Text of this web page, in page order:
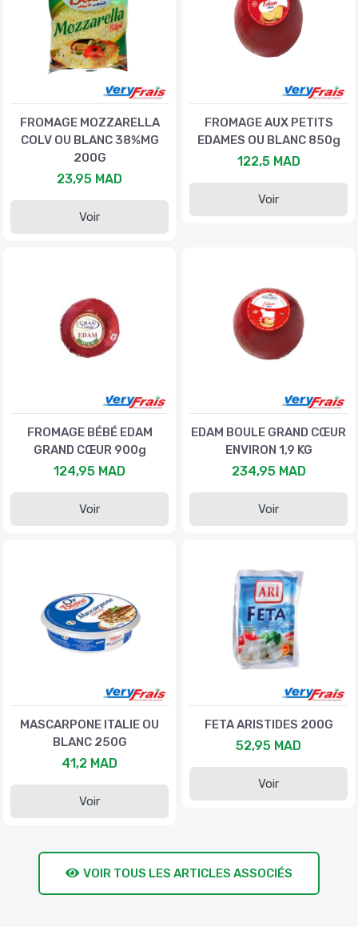
FROMAGE MOZZARELLA
COLV OU BLANC 38%MG
200G
23,95 MAD
Voir
FROMAGE AUX PETITS
EDAMES OU BLANC 850g
122,5 MAD
Voir
FROMAGE BÉBÉ EDAM
GRAND CŒUR 900g
124,95 MAD
Voir
EDAM BOULE GRAND CŒUR
ENVIRON 1,9 KG
234,95 MAD
Voir
MASCARPONE ITALIE OU
BLANC 250G
41,2 MAD
Voir
FETA ARISTIDES 200G
52,95 MAD
Voir
VOIR TOUS LES ARTICLES ASSOCIÉS